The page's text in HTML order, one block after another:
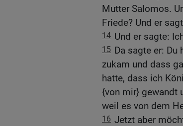
Mutter Salomos.
Friede? Und er
14 Und er sagte:
15 Da sagte er:
zukam und dass
hatte, dass ich
{von mir} gewandt
weil es von dem
16 Jetzt aber